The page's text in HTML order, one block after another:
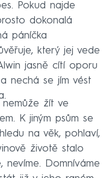
Pokud najde
dokonalá
páníčka
který jej vede
jasně cítí oporu
nechá se jím vést
žít ve
K jiným psům se
na věk, pohlaví,
životě stalo
Domníváme